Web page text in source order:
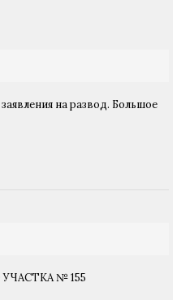
на развод. Большое
№ 155